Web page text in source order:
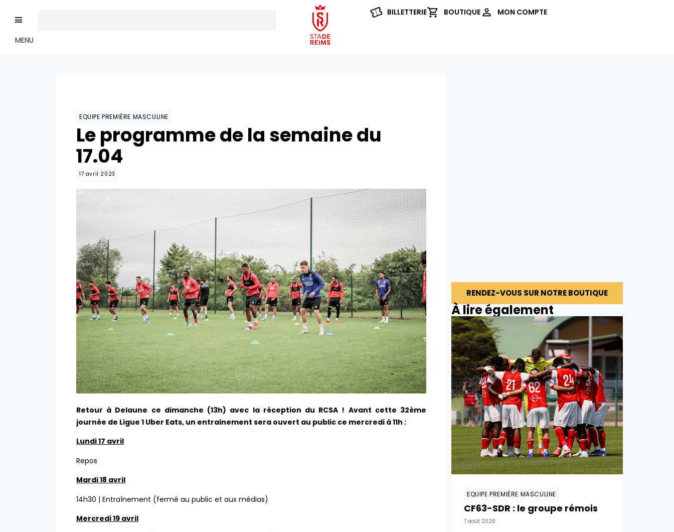
MENU
BILLETTERIE BOUTIQUE MON COMPTE
EQUIPE PREMIÈRE MASCULINE
Le programme de la semaine du
17.04
17 avril 2023
Retour à Delaune ce dimanche (13h) avec la réception du RCSA ! Avant cette 32ème
journée de Ligue 1 Uber Eats, un entrainement sera ouvert au public ce mercredi à 11h :
Lundi 17 avril
Repos
Mardi 18 avril
14h30 | Entraînement (fermé au public et aux médias)
Mercredi 19 avril
RENDEZ-VOUS SUR NOTRE BOUTIQUE
À lire également
EQUIPE PREMIÈRE MASCULINE
CF63-SDR : le groupe rémois
7 août 2026